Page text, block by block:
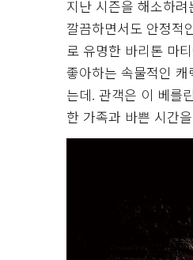
지난 시즌을 해소하
깔끔하면서도 안정적
로 유명한 바리톤 마
좋아하는 속물적인 캐
는데. 관객은 이 베를
한 가족과 바쁜 시간